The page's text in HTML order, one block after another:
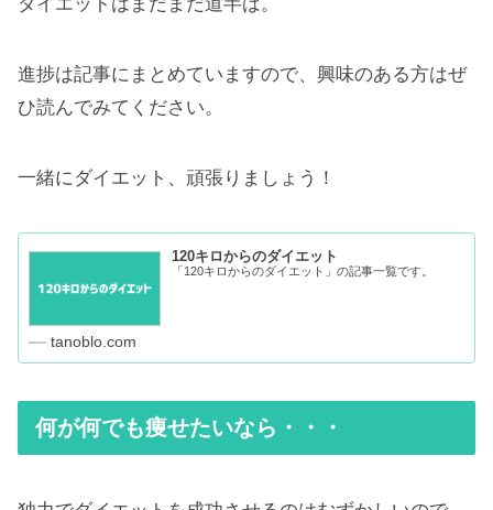
ダイエットはまだまだ道半ば。
進捗は記事にまとめていますので、興味のある方はぜ
ひ読んでみてください。
一緒にダイエット、頑張りましょう！
120キロからのダイエット
「120キロからのダイエット」の記事一覧です。
tanoblo.com
何が何でも痩せたいなら・・・